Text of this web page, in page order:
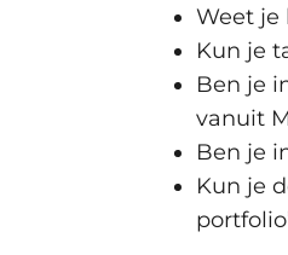
Doelen
Kritieke
Weet je
Kun je
Ben je
vanuit
Ben je
Kun je